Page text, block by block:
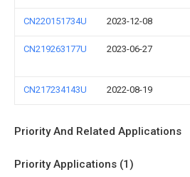
CN220151734U 2023-12-08
CN219263177U 2023-06-27
CN217234143U 2022-08-19
Priority And Related Applications
Priority Applications (1)